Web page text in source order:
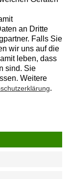
Deutschland